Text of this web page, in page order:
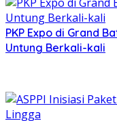
PKP Expo di Grand
Untung Berkali-kali